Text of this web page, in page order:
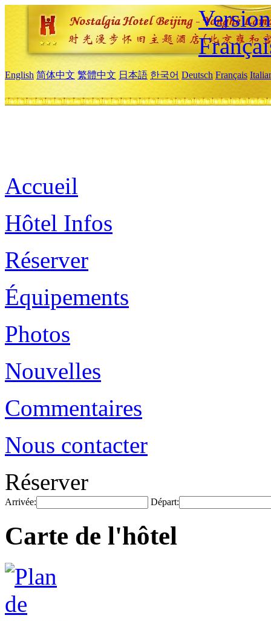
English 简体中文 繁體中文 日本語 한국어 Deutsch Français
Accueil
Hôtel Infos
Réserver
Équipements
Photos
Nouvelles
Commentaires
Nous contacter
Réserver
Arrivée: Départ:
Carte de l'hôtel